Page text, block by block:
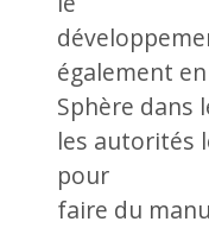
également
Sphère dans
les autorités
pour
faire du